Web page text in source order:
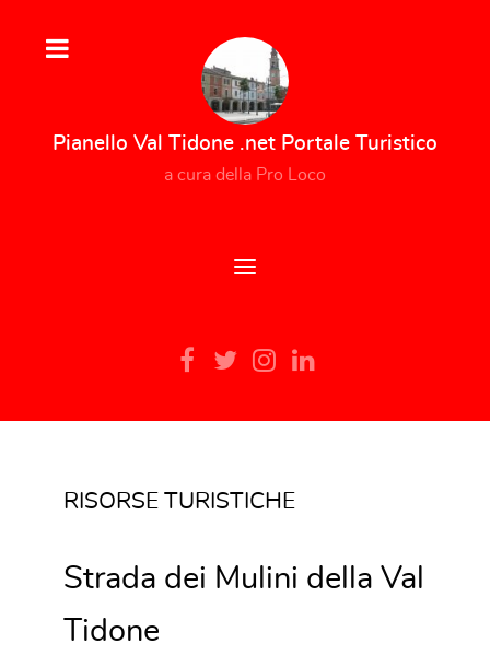
Pianello Val Tidone .net Portale Turistico
a cura della Pro Loco
RISORSE TURISTICHE
Strada dei Mulini della Val
Tidone